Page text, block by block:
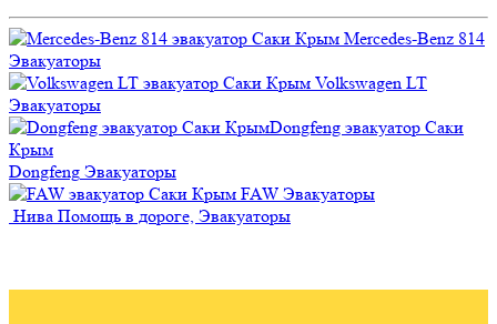
Mercedes-Benz 814
Эвакуаторы
Volkswagen LT
Эвакуаторы
Dongfeng Эвакуаторы
FAW Эвакуаторы
Нива Помощь в дороге, Эвакуаторы